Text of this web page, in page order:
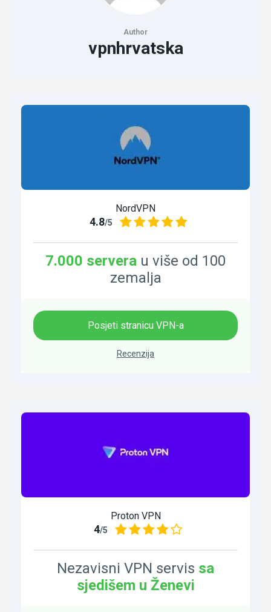
Author
vpnhrvatska
NordVPN
4.8/5
7.000 servera u više od 100
zemalja
Posjeti stranicu VPN-a
Recenzija
Proton VPN
4/5
Nezavisni VPN servis sa
sjedišem u Ženevi